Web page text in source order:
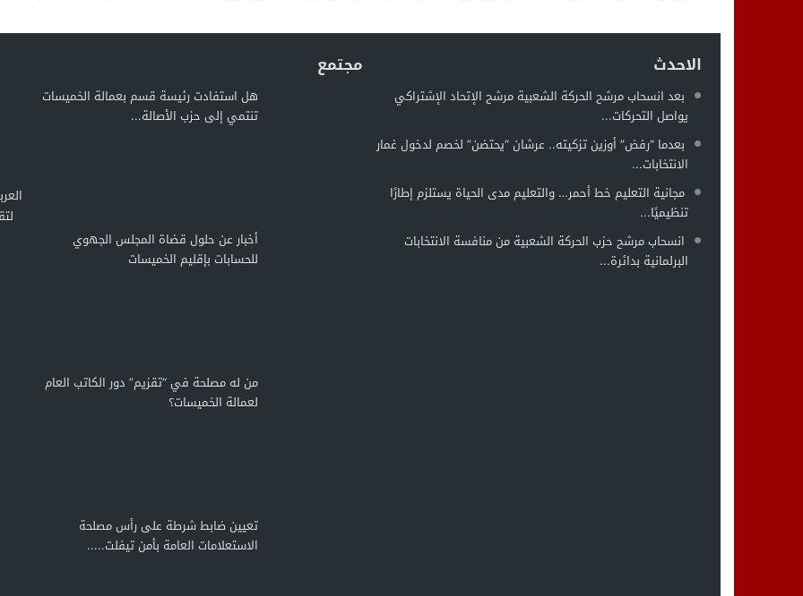
الاحدث
بعد انسحاب مرشح الحركة الشعبية مرشح الإتحاد الإشتراكي
يواصل التحركات...
بعدما “رفض” أوزين تزكيته.. عرشان “يحتضن” لخصم لدخول غمار
الانتخابات...
مجانية التعليم خط أحمر… والتعليم مدى الحياة يستلزم إطارًا
تنظيميًا...
انسحاب مرشح حزب الحركة الشعبية من منافسة الانتخابات
البرلمانية بدائرة...
مجتمع
هل استفادت رئيسة قسم بعمالة الخميسات
تنتمي إلى حزب الأصالة...
أخبار عن حلول قضاة المجلس الجهوي
للحسابات بإقليم الخميسات
من له مصلحة في “تقزيم” دور الكاتب العام
لعمالة الخميسات؟
تعيين ضابط شرطة على رأس مصلحة
الاستعلامات العامة بأمن تيفلت.....